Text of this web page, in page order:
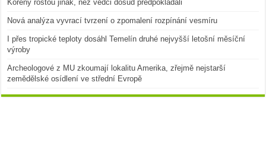
Kořeny rostou jinak, než vědci dosud předpokládali
Nová analýza vyvrací tvrzení o zpomalení rozpínání vesmíru
I přes tropické teploty dosáhl Temelín druhé nejvyšší letošní měsíční
výroby
Archeologové z MU zkoumají lokalitu Amerika, zřejmě nejstarší
zemědělské osídlení ve střední Evropě